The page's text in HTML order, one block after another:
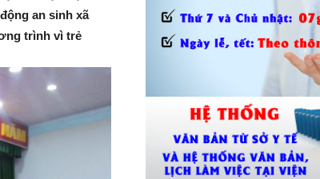
an sinh xã
trình vì trẻ